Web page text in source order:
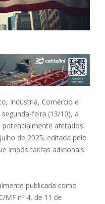
Indústria, Comércio e
feira (13/10), a
afetados
de 2025, editada pelo
impôs tarifas adicionais
publicada como
MF nº 4, de 11 de